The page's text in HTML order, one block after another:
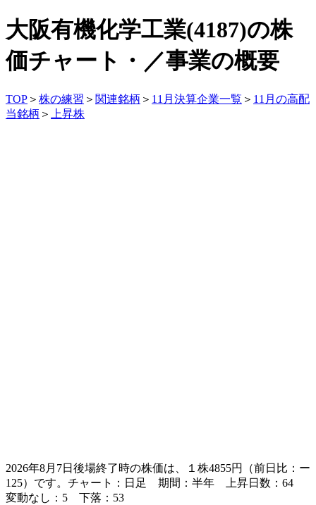
大阪有機化学工業(4187)の株
価チャート・／事業の概要
TOP ＞ 株の練習 ＞ 関連銘柄 ＞ 11月決算企業一覧 ＞ 11月の高配
当銘柄 ＞ 上昇株
2026年8月7日後場終了時の株価は、１株4855円（前日比： ー
125）です。チャート：日足 期間：半年 上昇日数：64
変動なし：5 下落：53